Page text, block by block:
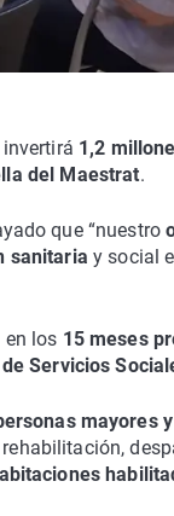
invertirá 1,2
del Maestrat.
que “nuestro
sanitariay social
los 15 meses
Servicios
mayores